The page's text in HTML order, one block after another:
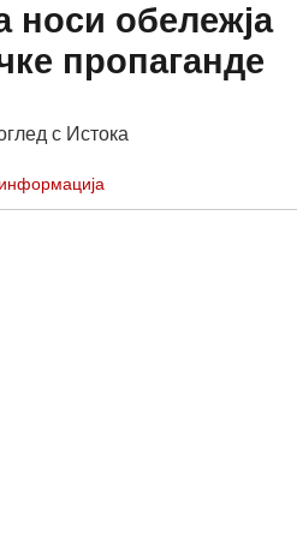
носи обележја
пропаганде
с Истока